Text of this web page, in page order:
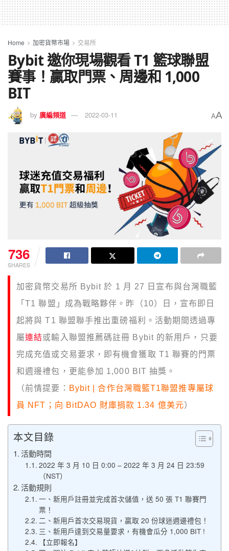
Home 加密貨幣市場 交易所
Bybit 邀你現場觀看 T1 籃球聯盟
賽事！贏取門票、周邊和 1,000
BIT
by 廣編頻道 2022-03-11 AA
736
SHARES
加密貨幣交易所 Bybit 於 1 月 27 日宣布與台灣職籃
「T1 聯盟」成為戰略夥伴。昨（10）日，宣布即日
起將與 T1 聯盟聯手推出重磅福利。活動期間透過專
屬連結或輸入聯盟推薦碼註冊 Bybit 的新用戶，只要
完成充值或交易要求，即有機會獲取 T1 聯賽的門票
和週邊禮包，更能參加 1,000 BIT 抽獎。
（前情提要： Bybit | 合作台灣職籃T1聯盟推專屬球
員 NFT；向 BitDAO 財庫捐款 1.34 億美元）
本文目錄
活動時間
2022 年 3 月 10 日 0:00 – 2022 年 3 月 24 日 23:59
（NST）
活動規則
一、新用戶註冊並完成首次儲值，送 50 張 T1 聯賽門
票！
二、新用戶首次交易現貨，贏取 20 份球迷週邊禮包！
三、新用戶達到交易量要求，有機會瓜分 1,000 BIT !
【立即報名】